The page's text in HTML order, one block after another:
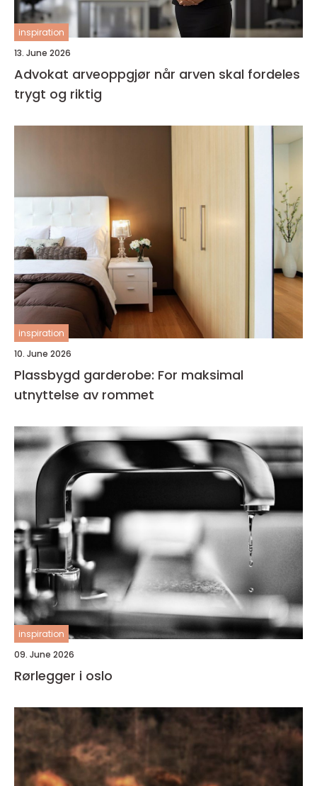
inspiration
13. June 2026
Advokat arveoppgjør når arven skal fordeles
trygt og riktig
inspiration
10. June 2026
Plassbygd garderobe: For maksimal
utnyttelse av rommet
inspiration
09. June 2026
Rørlegger i oslo